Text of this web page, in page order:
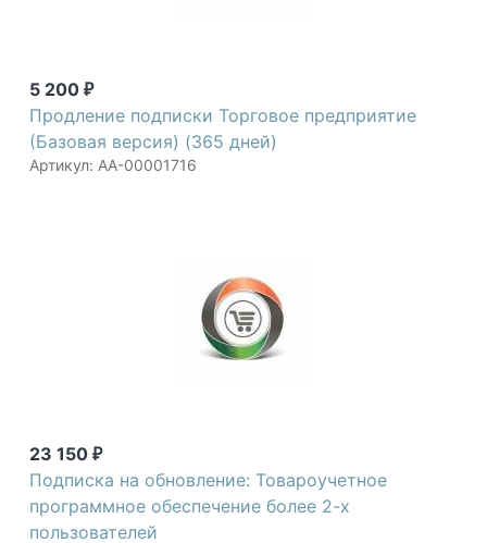
5 200 ₽
Продление подписки Торговое предприятие
(Базовая версия) (365 дней)
Артикул: АА-00001716
23 150 ₽
Подписка на обновление: Товароучетное
программное обеспечение более 2-х
пользователей